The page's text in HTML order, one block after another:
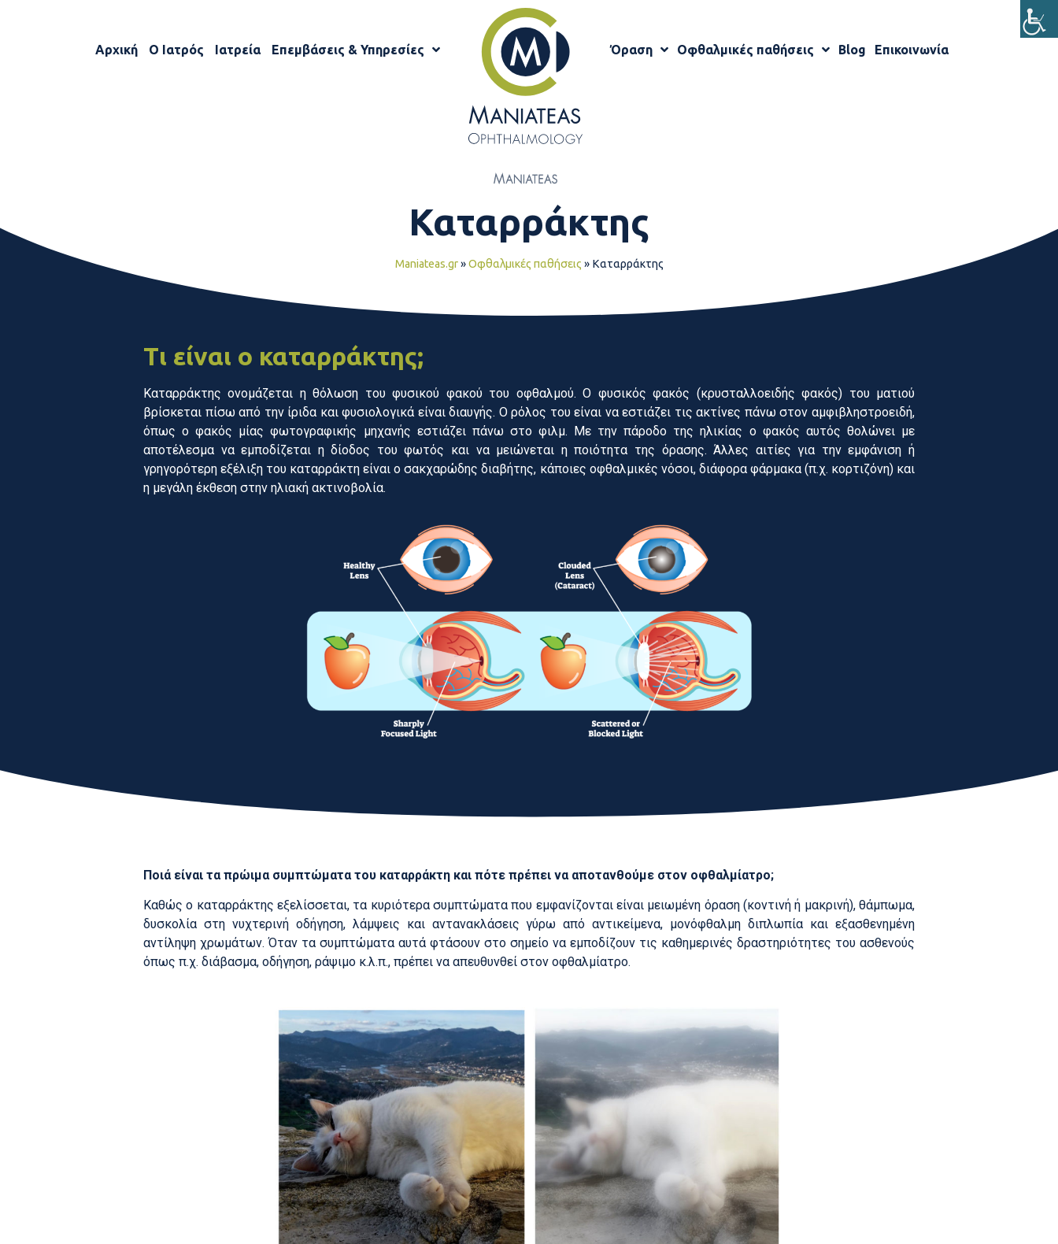
Αρχική Ο Ιατρός Ιατρεία Επεμβάσεις & Υπηρεσίες Όραση Οφθαλμικές παθήσεις Blog Επικοινωνία
Καταρράκτης
Maniateas.gr»Οφθαλμικές παθήσεις » Καταρράκτης
Τι είναι ο καταρράκτης;
Καταρράκτης ονομάζεται η θόλωση του φυσικού φακού του οφθαλμού. Ο φυσικός φακός (κρυσταλλοειδής φακός) του ματιού
βρίσκεται πίσω από την ίριδα και φυσιολογικά είναι διαυγής. Ο ρόλος του είναι να εστιάζει τις ακτίνες πάνω στον αμφιβληστροειδή,
όπως ο φακός μίας φωτογραφικής μηχανής εστιάζει πάνω στο φιλμ. Με την πάροδο της ηλικίας ο φακός αυτός θολώνει με
αποτέλεσμα να εμποδίζεται η δίοδος του φωτός και να μειώνεται η ποιότητα της όρασης. Άλλες αιτίες για την εμφάνιση ή
γρηγορότερη εξέλιξη του καταρράκτη είναι ο σακχαρώδης διαβήτης, κάποιες οφθαλμικές νόσοι, διάφορα φάρμακα (π.χ. κορτιζόνη) και
η μεγάλη έκθεση στην ηλιακή ακτινοβολία.
Ποιά είναι τα πρώιμα συμπτώματα του καταρράκτη και πότε πρέπει να αποτανθούμε στον οφθαλμίατρο;
Καθώς ο καταρράκτης εξελίσσεται, τα κυριότερα συμπτώματα που εμφανίζονται είναι μειωμένη όραση (κοντινή ή μακρινή), θάμπωμα,
δυσκολία στη νυχτερινή οδήγηση, λάμψεις και αντανακλάσεις γύρω από αντικείμενα, μονόφθαλμη διπλωπία και εξασθενημένη
αντίληψη χρωμάτων. Όταν τα συμπτώματα αυτά φτάσουν στο σημείο να εμποδίζουν τις καθημερινές δραστηριότητες του ασθενούς
όπως π.χ. διάβασμα, οδήγηση, ράψιμο κ.λ.π., πρέπει να απευθυνθεί στον οφθαλμίατρο.